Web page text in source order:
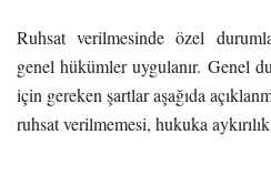
Ruhsat verilmesinde özel
genel hükümler uygulanır. Genel
için gereken şartlar aşağıda
ruhsat verilmemesi, hukuka